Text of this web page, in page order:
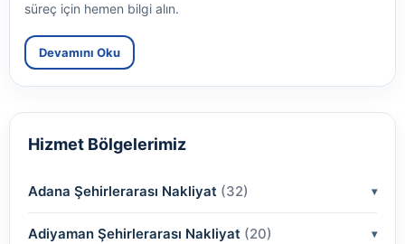
süreç için hemen bilgi alın.
Devamını Oku
Hizmet Bölgelerimiz
Adana Şehirlerarası Nakliyat (32)
(2)
Adiyaman Şehirlerarası Nakliyat (20)